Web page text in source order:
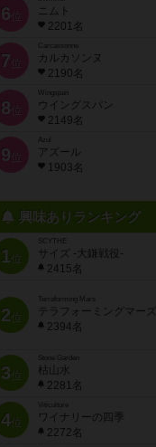
6 位
ニムト
2201名
7 位
Carcassonne
カルカソンヌ
2190名
8 位
Wingspan
ウイングスパン
2149名
9 位
Azul
アズール
1903名
興味ありランキング
1位
SCYTHE
サイズ -大鎌戦役-
2415名
2位
Terraforming Mars
テラフォーミングマーズ
2394名
3位
Stone Garden
枯山水
2281名
4位
Viticulture
ワイナリーの四季
2272名